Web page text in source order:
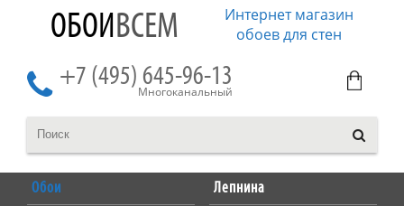
ОБОИВСЕМ
Интернет магазин
обоев для стен
+7 (495) 645-96-13
Многоканальный
Обои
Лепнина